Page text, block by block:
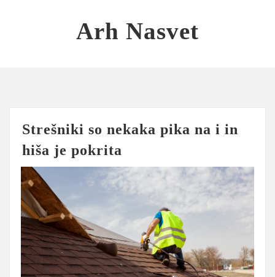
Arh Nasvet
Strešniki so nekaka pika na i in
hiša je pokrita